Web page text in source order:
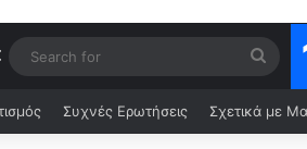
Συχνές Ερωτήσεις Σχετικά με